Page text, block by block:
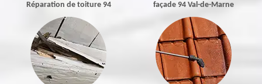
Réparation de toiture 94
façade 94 Val-de-Marne